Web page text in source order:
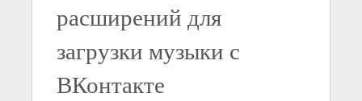
расширений для
загрузки музыки с
ВКонтакте